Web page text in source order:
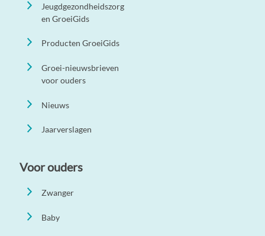
Jeugdgezondheidszorg
en GroeiGids
Producten GroeiGids
Groei-nieuwsbrieven
voor ouders
Nieuws
Jaarverslagen
Voor ouders
Zwanger
Baby